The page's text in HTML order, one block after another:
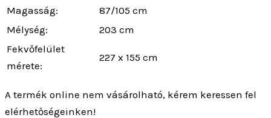
Magasság:
87/105 cm
Mélység:
203 cm
Fekvőfelület
mérete:
227 x 155 cm
A termék online nem vásárolható, kérem keressen fel
elérhetőségeinken!